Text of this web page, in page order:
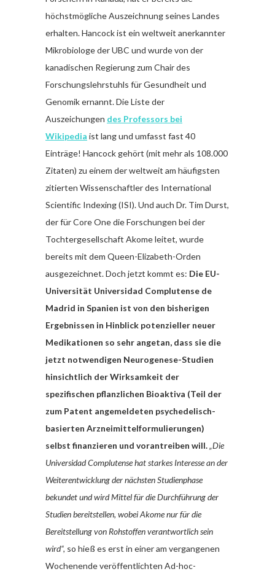
höchstmögliche Auszeichnung seines Landes
erhalten. Hancock ist ein weltweit anerkannter
Mikrobiologe der UBC und wurde von der
kanadischen Regierung zum Chair des
Forschungslehrstuhls für Gesundheit und
Genomik ernannt. Die Liste der
Auszeichungen des Professors bei
Wikipedia ist lang und umfasst fast 40
Einträge! Hancock gehört (mit mehr als 108.000
Zitaten) zu einem der weltweit am häufigsten
zitierten Wissenschaftler des International
Scientific Indexing (ISI). Und auch Dr. Tim Durst,
der für Core One die Forschungen bei der
Tochtergesellschaft Akome leitet, wurde
bereits mit dem Queen-Elizabeth-Orden
ausgezeichnet. Doch jetzt kommt es: Die EU-
Universität Universidad Complutense de
Madrid in Spanien ist von den bisherigen
Ergebnissen in Hinblick potenzieller neuer
Medikationen so sehr angetan, dass sie die
jetzt notwendigen Neurogenese-Studien
hinsichtlich der Wirksamkeit der
spezifischen pflanzlichen Bioaktiva (Teil der
zum Patent angemeldeten psychedelisch-
basierten Arzneimittelformulierungen)
selbst finanzieren und vorantreiben will.„Die
Universidad Complutense hat starkes Interesse an der
Weiterentwicklung der nächsten Studienphase
bekundet und wird Mittel für die Durchführung der
Studien bereitstellen, wobei Akome nur für die
Bereitstellung von Rohstoffen verantwortlich sein
wird“, so hieß es erst in einer am vergangenen
Wochenende veröffentlichten Ad-hoc-